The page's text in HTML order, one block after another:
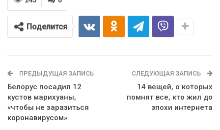
Поделится
ПРЕДЫДУЩАЯ ЗАПИСЬ
Белорус посадил 12
кустов марихуаны,
«чтобы не заразиться
коронавирусом»
СЛЕДУЮЩАЯ ЗАПИСЬ
14 вещей, о которых
помнят все, кто жил до
эпохи интернета